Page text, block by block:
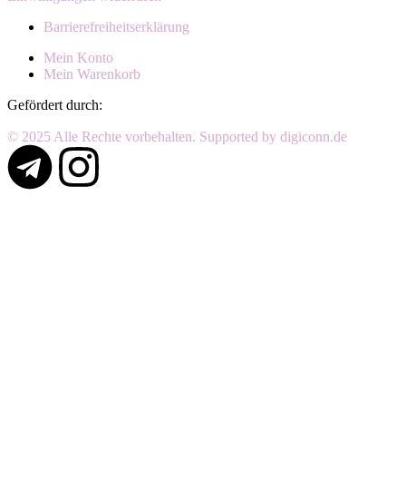
Barrierefreiheitserklärung
Mein Konto
Mein Warenkorb
Gefördert durch:
© 2025 Alle Rechte vorbehalten. Supported by digiconn.de